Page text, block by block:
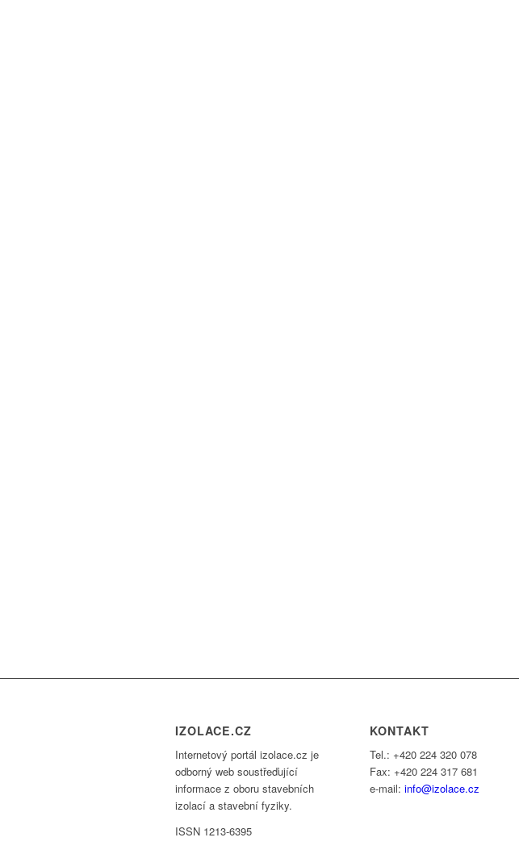
IZOLACE.CZ
Internetový portál izolace.cz je
odborný web soustřeďující
informace z oboru stavebních
izolací a stavební fyziky.
ISSN 1213-6395
KONTAKT
Tel.: +420 224 320 078
Fax: +420 224 317 681
e-mail:info@izolace.cz